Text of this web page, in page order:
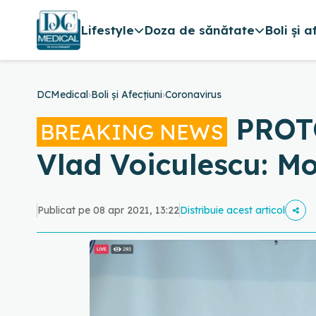
Lifestyle Doza de sănătate Boli și
DCMedical›Boli și Afecțiuni›Coronavirus
BREAKING NEWS
Vlad Voiculescu:
Publicat pe 08 apr 2021, 13:22Distribuie acest articol